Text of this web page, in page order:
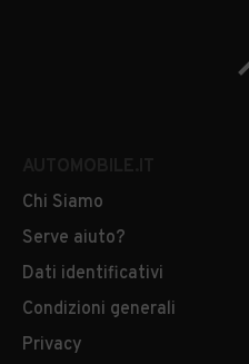
Chi Siamo
Serve aiuto?
Dati identificativi
Condizioni generali
Privacy